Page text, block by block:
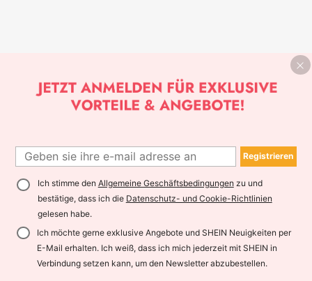
Registrieren
Ich stimme den Allgemeine Geschäftsbedingungen zu und
bestätige, dass ich die Datenschutz- und Cookie-Richtlinien
gelesen habe.
Ich möchte gerne exklusive Angebote und SHEIN Neuigkeiten per
E-Mail erhalten. Ich weiß, dass ich mich jederzeit mit SHEIN in
Verbindung setzen kann, um den Newsletter abzubestellen.